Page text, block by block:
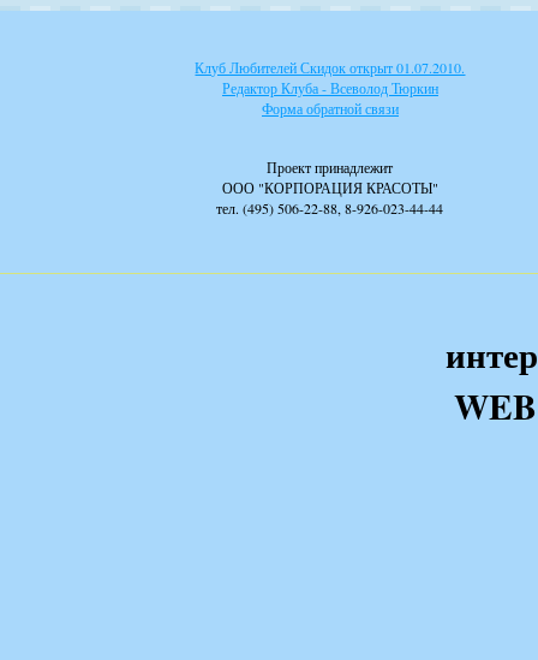
Клуб Любителей Скидок открыт 01.07.2010.
Редактор Клуба - Всеволод Тюркин
Форма обратной связи
Проект принадлежит
ООО "КОРПОРАЦИЯ КРАСОТЫ"
тел. (495) 506-22-88, 8-926-023-44-44